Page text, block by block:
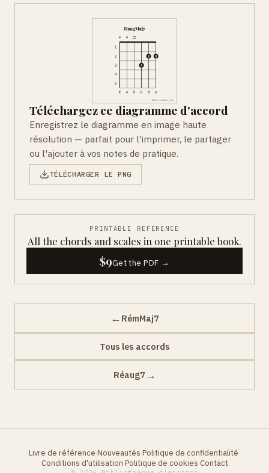
Téléchargez ce diagramme d'accord
Enregistrez le diagramme en image haute
résolution — parfait pour l'imprimer, le partager
ou l'ajouter à vos notes de pratique.
TÉLÉCHARGER LE PNG
PRINTABLE REFERENCE
All the chords and scales in one printable book.
$9Get the PDF →
← RémMaj7
Tous les accords
Réaug7 →
Livre de référence·Nouveautés·Politique de confidentialité·
Conditions d'utilisation·Politique de cookies·Contact